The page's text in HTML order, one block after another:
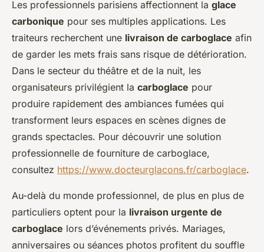
Les professionnels parisiens affectionnent la glace
carbonique pour ses multiples applications. Les
traiteurs recherchent une livraison de carboglace afin
de garder les mets frais sans risque de détérioration.
Dans le secteur du théâtre et de la nuit, les
organisateurs privilégient la carboglace pour
produire rapidement des ambiances fumées qui
transforment leurs espaces en scènes dignes de
grands spectacles. Pour découvrir une solution
professionnelle de fourniture de carboglace,
consultez https://www.docteurglacons.fr/carboglace.
Au-delà du monde professionnel, de plus en plus de
particuliers optent pour la livraison urgente de
carboglace lors d’événements privés. Mariages,
anniversaires ou séances photos profitent du souffle